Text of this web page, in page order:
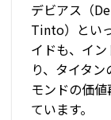
デビアス（
Tinto）とい
イドも、イ
り、タイタ
モンドの価
ています。